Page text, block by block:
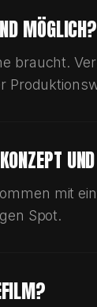
MÖGLICH?
braucht.
mit
Spot.